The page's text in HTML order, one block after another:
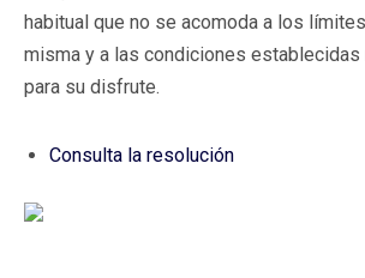
habitual que no se acomoda a los
misma y a las condiciones establecidas
para su disfrute.
Consulta la resolución